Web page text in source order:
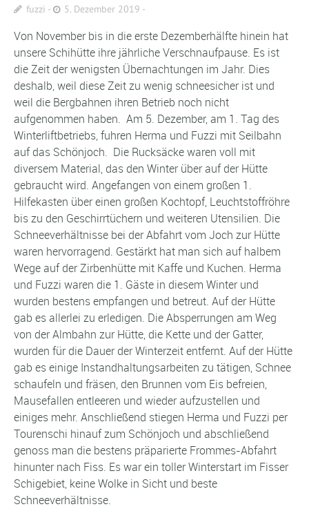
fuzzi 5. Dezember 2019
Von November bis in die erste Dezemberhälfte hinein hat
unsere Schihütte ihre jährliche Verschnaufpause. Es ist
die Zeit der wenigsten Übernachtungen im Jahr. Dies
deshalb, weil diese Zeit zu wenig schneesicher ist und
weil die Bergbahnen ihren Betrieb noch nicht
aufgenommen haben. Am 5. Dezember, am 1. Tag des
Winterliftbetriebs, fuhren Herma und Fuzzi mit Seilbahn
auf das Schönjoch. Die Rucksäcke waren voll mit
diversem Material, das den Winter über auf der Hütte
gebraucht wird. Angefangen von einem großen 1.
Hilfekasten über einen großen Kochtopf, Leuchtstoffröhre
bis zu den Geschirrtüchern und weiteren Utensilien. Die
Schneeverhältnisse bei der Abfahrt vom Joch zur Hütte
waren hervorragend. Gestärkt hat man sich auf halbem
Wege auf der Zirbenhütte mit Kaffe und Kuchen. Herma
und Fuzzi waren die 1. Gäste in diesem Winter und
wurden bestens empfangen und betreut. Auf der Hütte
gab es allerlei zu erledigen. Die Absperrungen am Weg
von der Almbahn zur Hütte, die Kette und der Gatter,
wurden für die Dauer der Winterzeit entfernt. Auf der Hütte
gab es einige Instandhaltungsarbeiten zu tätigen, Schnee
schaufeln und fräsen, den Brunnen vom Eis befreien,
Mausefallen entleeren und wieder aufzustellen und
einiges mehr. Anschließend stiegen Herma und Fuzzi per
Tourenschi hinauf zum Schönjoch und abschließend
genoss man die bestens präparierte Frommes-Abfahrt
hinunter nach Fiss. Es war ein toller Winterstart im Fisser
Schigebiet, keine Wolke in Sicht und beste
Schneeverhältnisse.